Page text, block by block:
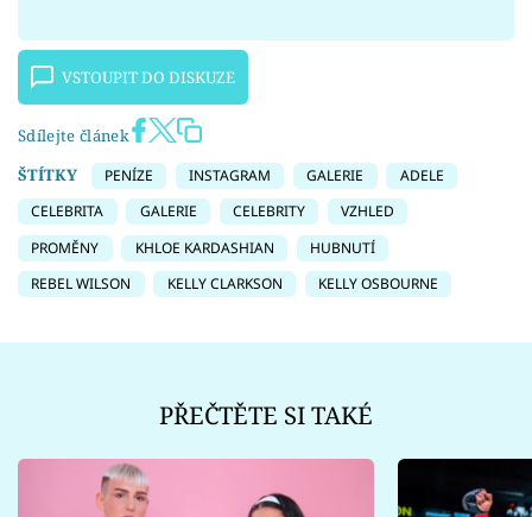
VSTOUPIT DO DISKUZE
Sdílejte článek
ŠTÍTKY
PENÍZE INSTAGRAM GALERIE
ADELE
CELEBRITA
GALERIE CELEBRITY
VZHLED
PROMĚNY
KHLOE KARDASHIAN
HUBNUTÍ
REBEL WILSON
KELLY CLARKSON KELLY OSBOURNE
PŘEČTĚTE SI TAKÉ